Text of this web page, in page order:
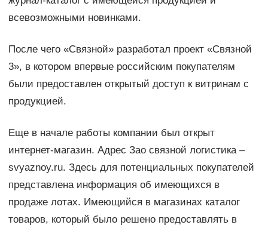
всевозможными новинками.
После чего «Связной» разработал проект «Связной
3», в котором впервые российским покупателям
были предоставлен открытый доступ к витринам с
продукцией.
Еще в начале работы компании был открыт
интернет-магазин. Адрес Зао связной логистика –
svyaznoy.ru. Здесь для потенциальных покупателей
представлена информация об имеющихся в
продаже лотах. Имеющийся в магазинах каталог
товаров, который было решено предоставлять в